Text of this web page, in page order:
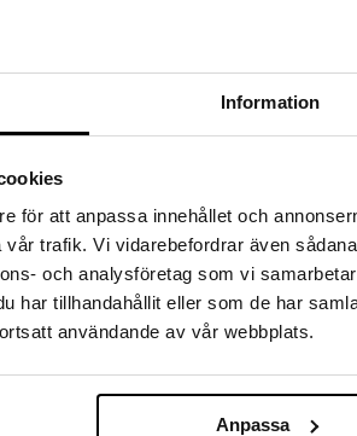
Information
för att anpassa innehållet och
trafik. Vi vidarebefordrar även
och analysföretag som vi
har tillhandahållit eller som de har
användande av vår webbplats.
Anpassa
voimakkaita ikääntymistä estäviä aktiivisia
ihoa. Mikro- ja makrohyaluronihappo
jotka tunnetaan tehokkaasta ryppyjen
ja intensiivisestä kosteuttamisesta.
antaen iholle raikkaan, levänneen
testattu.